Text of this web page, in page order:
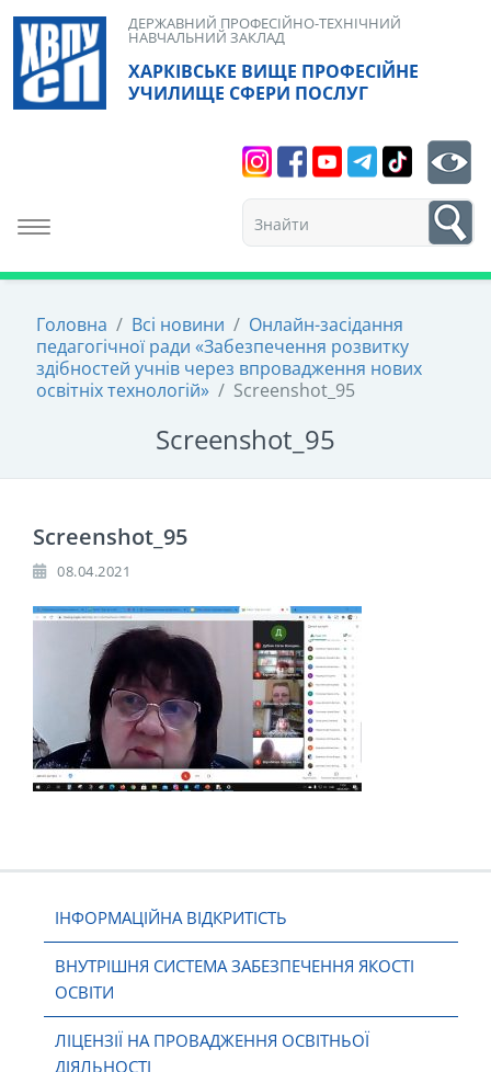
Skip
content
ХАРКІВСЬКЕ ВИЩЕ ПРОФЕСІЙНЕ
УЧИЛИЩЕ СФЕРИ ПОСЛУГ
ДЕРЖАВНИЙ ПРОФЕСІЙНО-ТЕХНІЧНИЙ
НАВЧАЛЬНИЙ ЗАКЛАД
Toggle navigation
1
Головна / Всі новини / Онлайн-засідання
педагогічної ради «Забезпечення розвитку
здібностей учнів через впровадження нових
освітніх технологій» / Screenshot_95
Screenshot_95
ІНФОРМАЦІЙНА ВІДКРИТІСТЬ
ВНУТРІШНЯ СИСТЕМА ЗАБЕЗПЕЧЕННЯ ЯКОСТІ
ОСВІТИ
ЛІЦЕНЗІЇ НА ПРОВАДЖЕННЯ ОСВІТНЬОЇ
ДІЯЛЬНОСТІ
Screenshot_95
08.04.2021